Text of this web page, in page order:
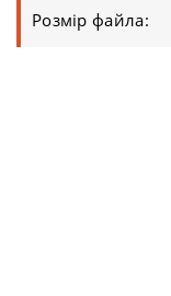
Розмір файла: